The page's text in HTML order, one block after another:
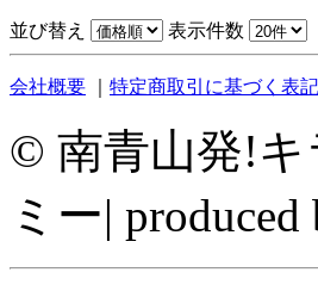
並び替え 表示件数
会社概要 特定商取引に基づく表記
© 南青山発!キ
ミー|